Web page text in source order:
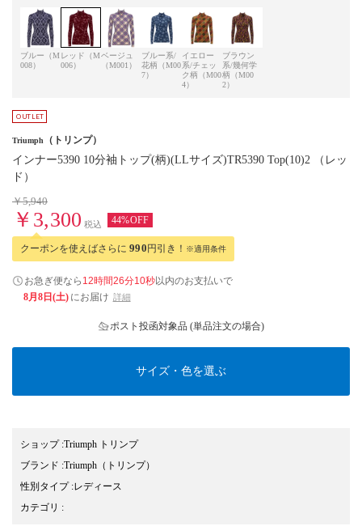
ブルー（M
008）
レッド（M
006）
ベージュ
（M001）
ブルー系/
花柄（M00
7）
イエロー
系/チェッ
ク柄（M00
4）
ブラウン
系/幾何学
柄（M00
2）
Triumph （トリンプ）
インナー5390 10分袖トップ(柄)(LLサイズ)TR5390 Top(10)2 （レッ
ド）
￥5,940
￥3,300 税込 44%OFF
クーポンを使えばさらに 990円引き！ ※適用条件
お急ぎ便なら 12時間26分09秒以内のお支払いで
8月8日(土) にお届け 詳細
ポスト投函対象品 (単品注文の場合)
サイズ・色を選ぶ
ショップ:Triumph トリンプ
ブランド :Triumph （トリンプ）
性別タイプ:レディース
カテゴリ :